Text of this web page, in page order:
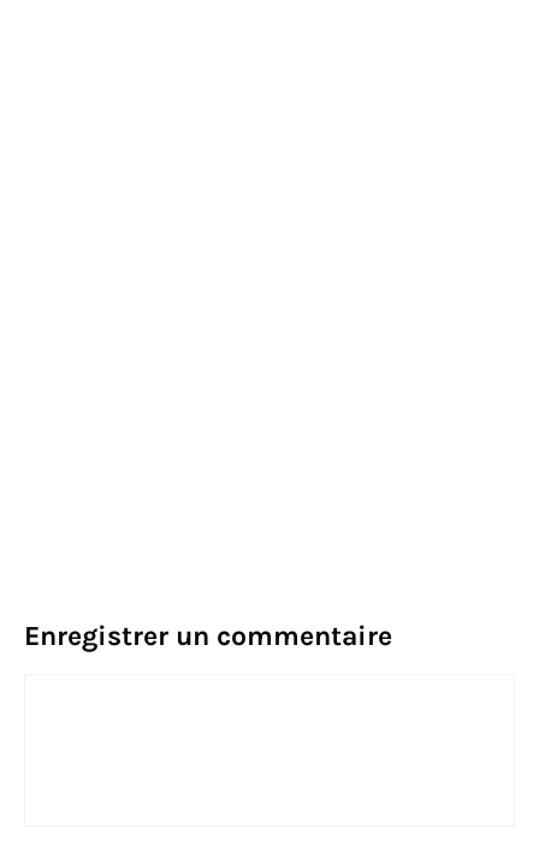
Enregistrer un commentaire